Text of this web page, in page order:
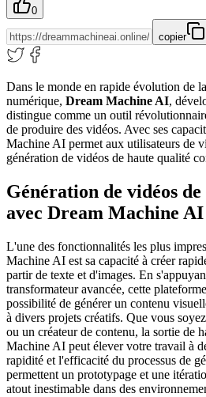
0
copier
Dans le monde en rapide évolution de
numérique, Dream Machine AI,
distingue comme un outil
de produire des vidéos. Avec ses
Machine AI permet aux utilisateurs de
génération de vidéos de haute qualité
Génération de vidéos
avec Dream Machine AI
L'une des fonctionnalités les plus
Machine AI est sa capacité à créer
partir de texte et d'images. En
transformateur avancée, cette
possibilité de générer un contenu
à divers projets créatifs. Que vous
ou un créateur de contenu, la sortie de
Machine AI peut élever votre travail à
rapidité et l'efficacité du processus de
permettent un prototypage et une
atout inestimable dans des